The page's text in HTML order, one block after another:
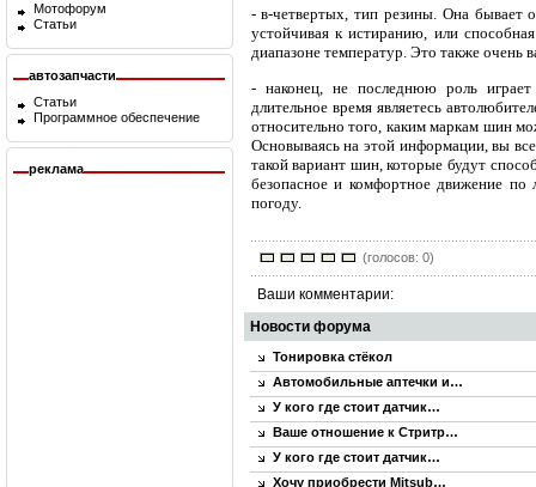
Мотофорум
Статьи
автозапчасти
Статьи
Программное обеспечение
реклама
- в-четвертых, тип резины. Она бывает
устойчивая к истиранию, или
диапазоне температур. Это также очень
- наконец, не последнюю роль
длительное время являетесь
относительно того, каким маркам шин
Основываясь на этой информации, вы
такой вариант шин, которые будут
безопасное и комфортное движение
погоду.
(голосов: 0)
Ваши комментарии:
Новости форума
Тонировка стёкол
Автомобильные аптечки и…
У кого где стоит датчик…
Ваше отношение к Стритр…
У кого где стоит датчик…
Хочу приобрести Mitsub…